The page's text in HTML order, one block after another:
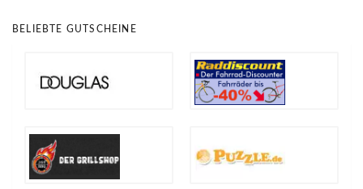
BELIEBTE GUTSCHEINE